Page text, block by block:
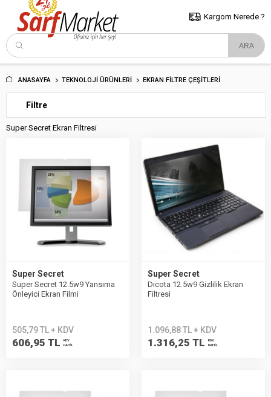
5000 TL ve Üzeri Alışverişlerde İstanbul İçi Kargo Bedava!
ve Trakya İçin Tıklayın..
Kargom Nerede ?
ANASAYFA TEKNOLOJI ÜRÜNLERI EKRAN FILTRE ÇEŞITLERI
Filtre
Super Secret Ekran Filtresi
Super Secret
Super Secret 12.5w9 Yansıma
Önleyici Ekran Filmi
505,79 TL + KDV
606,95 TL
KDV
DAHİL
Super Secret
Dicota 12.5w9 Gizlilik Ekran
Filtresi
1.096,88 TL + KDV
1.316,25 TL
KDV
DAHİL